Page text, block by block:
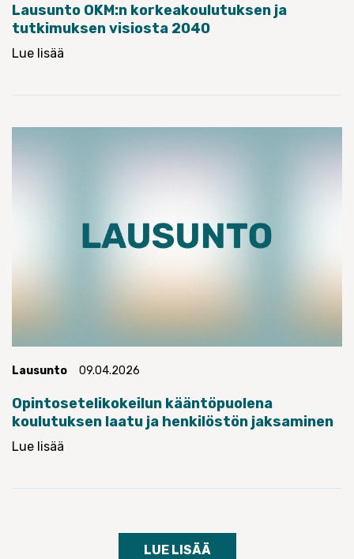
Lausunto OKM:n korkeakoulutuksen ja
tutkimuksen visiosta 2040
Lue lisää
Lausunto 09.04.2026
Opintosetelikokeilun kääntöpuolena
koulutuksen laatu ja henkilöstön jaksaminen
Lue lisää
LUE LISÄÄ